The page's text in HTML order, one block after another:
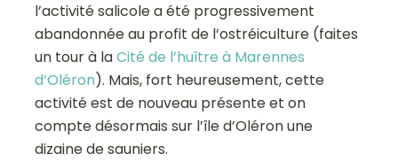
l’activité salicole a été progressivement
abandonnée au profit de l’ostréiculture (faites
un tour à laCité de l’huître à Marennes
d’Oléron). Mais, fort heureusement, cette
activité est de nouveau présente et on
compte désormais sur l’île d’Oléron une
dizaine de sauniers.